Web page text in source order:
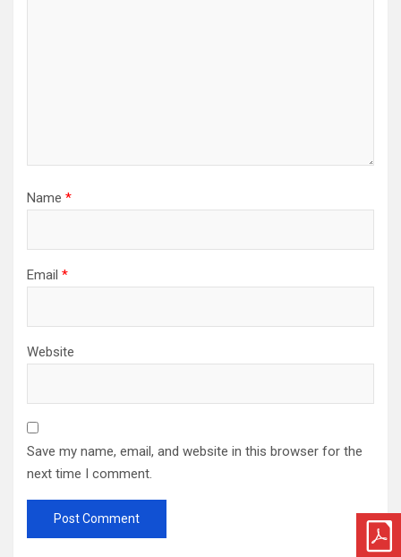
Name *
Email *
Website
Save my name, email, and website in this browser for the
next time I comment.